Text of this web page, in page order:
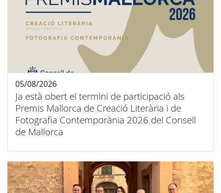
Ja està obert el termini de participació als
Premis Mallorca de Creació Literària i de
Fotografia Contemporània 2026 del Consell
de Mallorca
05/08/2026